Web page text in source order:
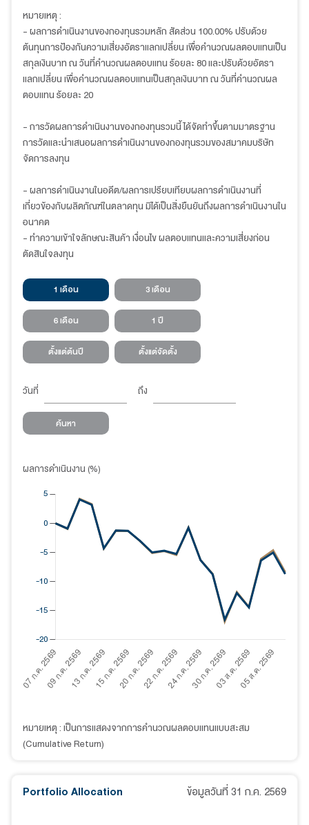
หมายเหตุ :
- ผลการดำเนินงานของกองทุนรวมหลัก สัดส่วน 100.00% ปรับด้วย
ต้นทุนการป้องกันความเสี่ยงอัตราแลกเปลี่ยน เพื่อคำนวณผลตอบแทนเป็น
สกุลเงินบาท ณ วันที่คำนวณผลตอบแทน ร้อยละ 80 และปรับด้วยอัตรา
แลกเปลี่ยน เพื่อคำนวณผลตอบแทนเป็นสกุลเงินบาท ณ วันที่คำนวณผล
ตอบแทน ร้อยละ 20
- การวัดผลการดำเนินงานของกองทุนรวมนี้ ได้จัดทำขึ้นตามมาตรฐาน
การวัดและนำเสนอผลการดำเนินงานของกองทุนรวมของสมาคมบริษัท
จัดการลงทุน
- ผลการดำเนินงานในอดีต/ผลการเปรียบเทียบผลการดำเนินงานที่
เกี่ยวข้องกับผลิตภัณฑ์ในตลาดทุน มิได้เป็นสิ่งยืนยันถึงผลการดำเนินงานใน
อนาคต
- ทำความเข้าใจลักษณะสินค้า เงื่อนไข ผลตอบแทนและความเสี่ยงก่อน
ตัดสินใจลงทุน
1 เดือน 3 เดือน
6 เดือน 1 ปี
ตั้งแต่ต้นปี ตั้งแต่จัดตั้ง
วันที่ ถึง
ค้นหา
ผลการดำเนินงาน (%)
หมายเหตุ : เป็นการแสดงจากการคำนวณผลตอบแทนแบบสะสม
(Cumulative Return)
Portfolio Allocation ข้อมูลวันที่ 31 ก.ค. 2569